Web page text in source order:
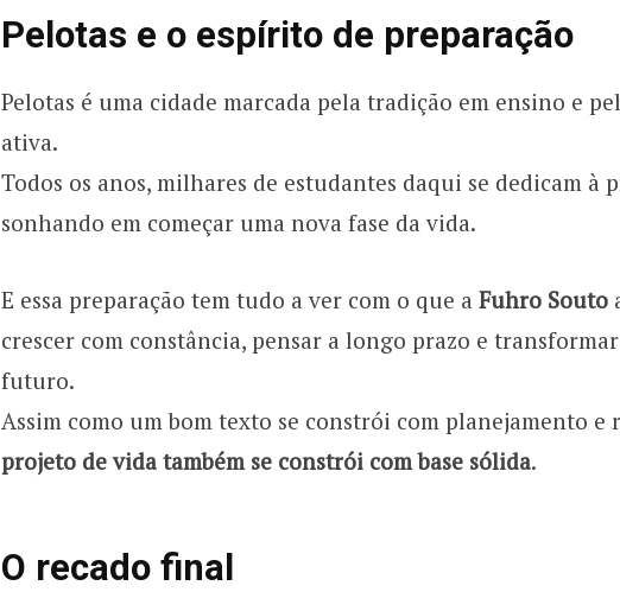
Pelotas e o espírito de preparação
Pelotas é uma cidade marcada pela tradição em ensino e
ativa.
Todos os anos, milhares de estudantes daqui se dedicam à
sonhando em começar uma nova fase da vida.
E essa preparação tem tudo a ver com o que a Fuhro Souto
crescer com constância, pensar a longo prazo e
futuro.
Assim como um bom texto se constrói com planejamento e
projeto de vida também se constrói com base sólida.
O recado final